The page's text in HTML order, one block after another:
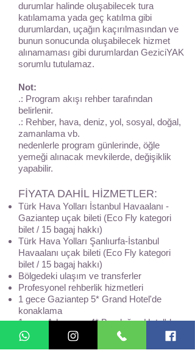
durumlar halinde oluşabilecek tura
katılamama yada geç katılma gibi
durumlardan, uçağın kaçırılmasından ve
bunun sonucunda oluşabilecek hizmet
alınamaması gibi durumlardan GeziciYAK
sorumlu tutulamaz.
Not:
.: Program akışı rehber tarafından
belirlenir.
.: Rehber, hava, deniz, yol, sosyal, doğal,
zamanlama vb.
nedenlerle program günlerinde, öğle
yemeği alınacak mevkilerde, değişiklik
yapabilir.
FİYATA DAHİL HİZMETLER:
Türk Hava Yolları İstanbul Havaalanı -
Gaziantep uçak bileti (Eco Fly kategori
bilet / 15 bagaj hakkı)
Türk Hava Yolları Şanlıurfa-İstanbul
Havaalanı uçak bileti (Eco Fly kategori
bilet / 15 bagaj hakkı)
Bölgedeki ulaşım ve transferler
Profesyonel rehberlik hizmetleri
1 gece Gaziantep 5* Grand Hotel'de
konaklama
1 gece Adıyaman 4* Bozdoğan Hotel'de
konaklama